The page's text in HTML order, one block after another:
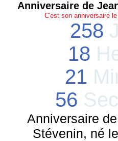
Anniversaire de
C'est son anniversaire
258
18
21
56
Anniversaire
Stévenin, né